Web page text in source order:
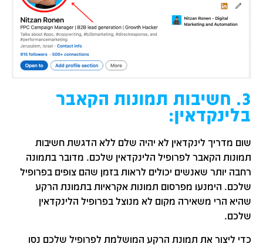
3. חשיבות תמונות הקאבר
בלינקדאין:
שום מדריך לינקדאין לא יהיה שלם ללא הדגשת חשיבות
תמונות הקאבר לפרופיל הלינקדאין שלכם. מדובר בתמונה
רחבה יותר שאנשים יכולים לראות בזמן שהם צופים בפרופיל
שלכם. הימנעו מפרסום תמונות אקראיות בתמונת הרקע
שהיא הרי משאירה מקום לא מנוצל בפרופיל הלינקדאין
שלכם.
כדי ליצור את תמונת הרקע המושלמת לפרופיל שלכם נסו